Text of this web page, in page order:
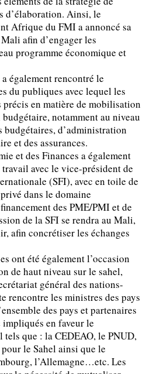
d’élaboration. Ainsi, le
Afrique du FMI a annoncé sa
afin d’engager les
programme économique et
également rencontré le
du publiques avec lequel les
en matière de mobilisation
notamment au niveau
budgétaires, d’administration
et des assurances.
et des Finances a également
avec le vice-président de
(SFI), avec en toile de
dans le domaine
des PME/PMI et de
de la SFI se rendra au Mali,
afin concrétiser les échanges
ont été également l’occasion
de haut niveau sur le sahel,
général des nations-
rencontre les ministres des pays
des pays et partenaires
en faveur le
tels que : la CEDEAO, le PNUD,
le Sahel ainsi que le
l’Allemagne…etc. Les